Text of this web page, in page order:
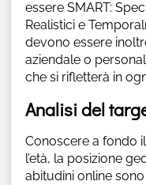
essere SMART:
Realistici e
devono essere
aziendale o
che si rifletterà in
Analisi del
Conoscere a fondo
l’età, la posizione
abitudini online